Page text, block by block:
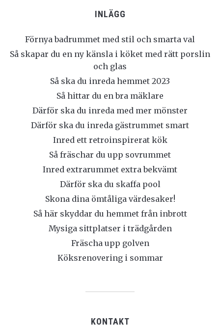
INLÄGG
Förnya badrummet med stil och smarta val
Så skapar du en ny känsla i köket med rätt porslin
och glas
Så ska du inreda hemmet 2023
Så hittar du en bra mäklare
Därför ska du inreda med mer mönster
Därför ska du inreda gästrummet smart
Inred ett retroinspirerat kök
Så fräschar du upp sovrummet
Inred extrarummet extra bekvämt
Därför ska du skaffa pool
Skona dina ömtåliga värdesaker!
Så här skyddar du hemmet från inbrott
Mysiga sittplatser i trädgården
Fräscha upp golven
Köksrenovering i sommar
KONTAKT